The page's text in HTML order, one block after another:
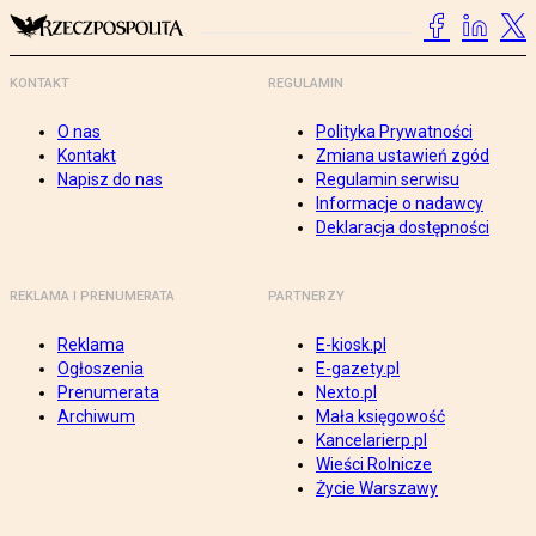
KONTAKT
O nas
Kontakt
Napisz do nas
REGULAMIN
Polityka Prywatności
Zmiana ustawień zgód
Regulamin serwisu
Informacje o nadawcy
Deklaracja dostępności
REKLAMA I PRENUMERATA
Reklama
Ogłoszenia
Prenumerata
Archiwum
PARTNERZY
E-kiosk.pl
E-gazety.pl
Nexto.pl
Mała księgowość
Kancelarierp.pl
Wieści Rolnicze
Życie Warszawy